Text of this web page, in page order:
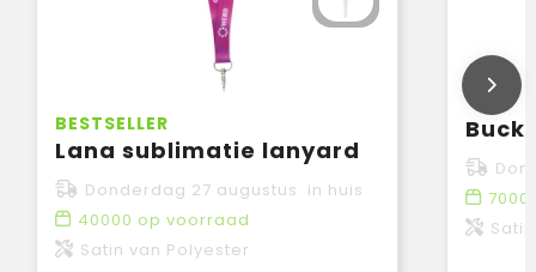
BESTSELLER
Lana sublimatie lanyard
Donderdag 27 augustus in huis
40000 op voorraad
Satin van Polyester